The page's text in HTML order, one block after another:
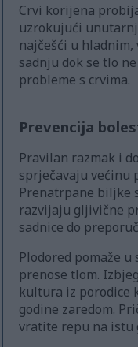
Crvi korijena
uzrokujući
najčešći u
sadnju dok se tlo
probleme s crvima.
Prevencija
Pravilan razmak i
sprječavaju većinu
Prenatrpane biljke
razvijaju gljivične
sadnice do
Plodored pomaže
prenose tlom.
kultura iz porodice
godine zaredom.
vratite repu na istu